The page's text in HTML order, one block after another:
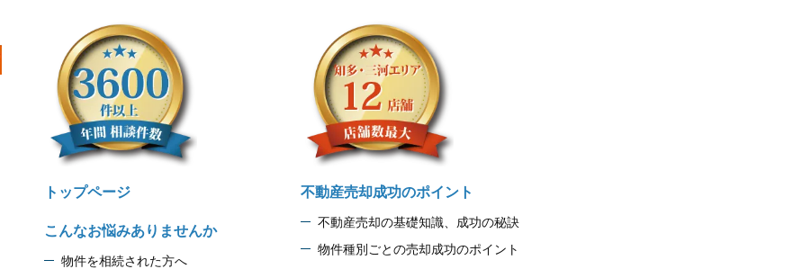
トップページ
こんなお悩みありませんか
物件を相続された方へ
不動産売却成功のポイント
不動産売却の基礎知識、成功の秘訣
物件種別ごとの売却成功のポイント